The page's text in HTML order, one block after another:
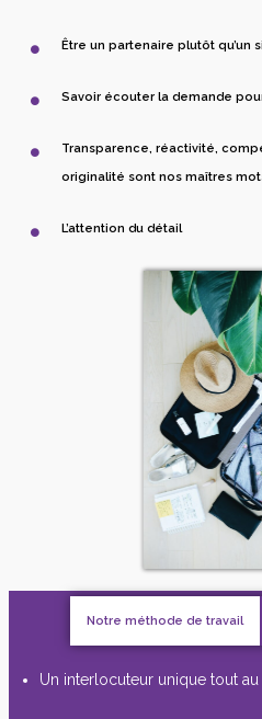
Être un partenaire plutôt qu’un
Savoir écouter la demande
Transparence, réactivité,
originalité sont nos maîtres
L’attention du détail
Notre méthode de travail
Un interlocuteur unique tout